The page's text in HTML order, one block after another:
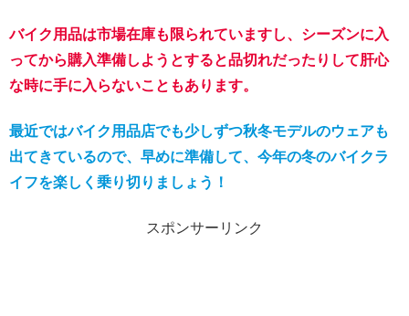
バイク用品は市場在庫も限られていますし、シーズンに入
ってから購入準備しようとすると品切れだったりして肝心
な時に手に入らないこともあります。
最近ではバイク用品店でも少しずつ秋冬モデルのウェアも
出てきているので、早めに準備して、今年の冬のバイクラ
イフを楽しく乗り切りましょう！
スポンサーリンク